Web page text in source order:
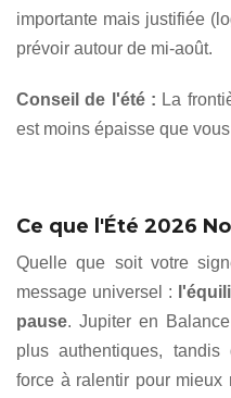
importante mais justifiée
prévoir autour de mi-août.
Conseil de l'été : La
est moins épaisse que
Ce que l'Été 2026
Quelle que soit votre
message universel :
pause. Jupiter en
plus authentiques,
force à ralentir pour mieux